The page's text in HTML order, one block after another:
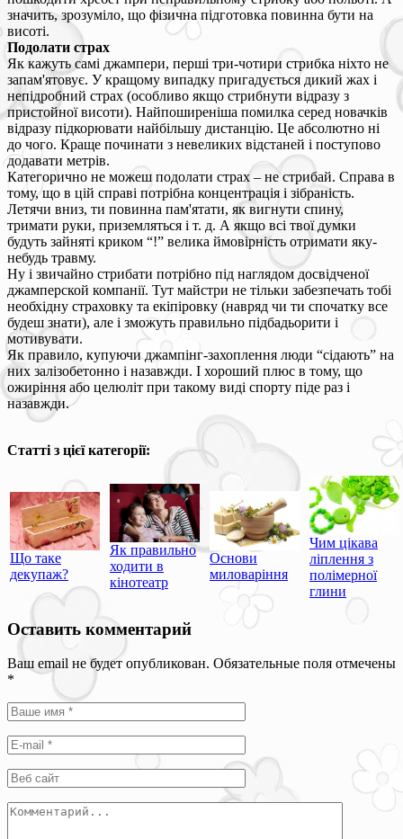
значить, зрозуміло, що фізична підготовка повинна бути на
висоті.
Подолати страх
Як кажуть самі джампери, перші три-чотири стрибка ніхто не
запам'ятовує. У кращому випадку пригадується дикий жах і
непідробний страх (особливо якщо стрибнути відразу з
пристойної висоти). Найпоширеніша помилка серед новачків
відразу підкорювати найбільшу дистанцію. Це абсолютно ні
до чого. Краще починати з невеликих відстаней і поступово
додавати метрів.
Категорично не можеш подолати страх – не стрибай. Справа в
тому, що в цій справі потрібна концентрація і зібраність.
Летячи вниз, ти повинна пам'ятати, як вигнути спину,
тримати руки, приземляться і т. д. А якщо всі твої думки
будуть зайняті криком “!” велика ймовірність отримати яку-
небудь травму.
Ну і звичайно стрибати потрібно під наглядом досвідченої
джамперской компанії. Тут майстри не тільки забезпечать тобі
необхідну страховку та екіпіровку (навряд чи ти спочатку все
будеш знати), але і зможуть правильно підбадьорити і
мотивувати.
Як правило, купуючи джампінг-захоплення люди “сідають” на
них залізобетонно і назавжди. І хороший плюс в тому, що
ожиріння або целюліт при такому виді спорту піде раз і
назавжди.
Статті з цієї категорії:
Що таке
декупаж?
Як правильно
ходити в
кінотеатр
Основи
миловаріння
Чим цікава
ліплення з
полімерної
глини
Оставить комментарий
Ваш email не будет опубликован. Обязательные поля отмечены
*